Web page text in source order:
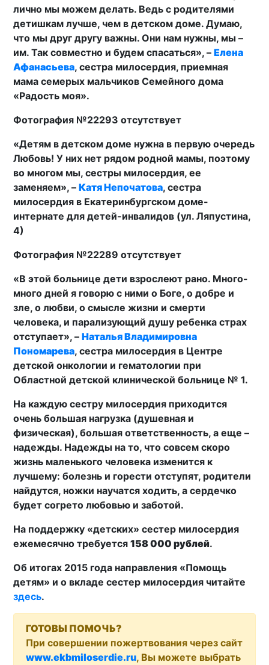
лично мы можем делать. Ведь с родителями
детишкам лучше, чем в детском доме. Думаю,
что мы друг другу важны. Они нам нужны, мы –
им. Так совместно и будем спасаться», –Елена
Афанасьева, сестра милосердия, приемная
мама семерых мальчиков Семейного дома
«Радость моя».
Фотография №22293 отсутствует
«Детям в детском доме нужна в первую очередь
Любовь! У них нет рядом родной мамы, поэтому
во многом мы, сестры милосердия, ее
заменяем», –Катя Непочатова, сестра
милосердия в Екатеринбургском доме-
интернате для детей-инвалидов (ул. Ляпустина,
4)
Фотография №22289 отсутствует
«В этой больнице дети взрослеют рано. Много-
много дней я говорю с ними о Боге, о добре и
зле, о любви, о смысле жизни и смерти
человека, и парализующий душу ребенка страх
отступает», –Наталья Владимировна
Пономарева, сестра милосердия в Центре
детской онкологии и гематологии при
Областной детской клинической больнице № 1.
На каждую сестру милосердия приходится
очень большая нагрузка (душевная и
физическая), большая ответственность, а еще –
надежды. Надежды на то, что совсем скоро
жизнь маленького человека изменится к
лучшему: болезнь и горести отступят, родители
найдутся, ножки научатся ходить, а сердечко
будет согрето любовью и заботой.
На поддержку «детских» сестер милосердия
ежемесячно требуется158 000 рублей.
Об итогах 2015 года направления «Помощь
детям» и о вкладе сестер милосердия читайте
здесь.
ГОТОВЫ ПОМОЧЬ?
При совершении пожертвования через сайт
www.ekbmiloserdie.ru, Вы можете выбрать